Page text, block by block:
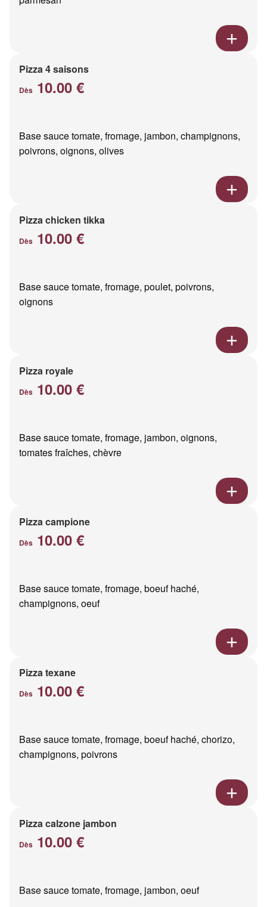
Pizza 4 saisons
Dès 10.00 €
Base sauce tomate, fromage, jambon, champignons,
poivrons, oignons, olives
Pizza chicken tikka
Dès 10.00 €
Base sauce tomate, fromage, poulet, poivrons,
oignons
Pizza royale
Dès 10.00 €
Base sauce tomate, fromage, jambon, oignons,
tomates fraîches, chèvre
Pizza campione
Dès 10.00 €
Base sauce tomate, fromage, boeuf haché,
champignons, oeuf
Pizza texane
Dès 10.00 €
Base sauce tomate, fromage, boeuf haché, chorizo,
champignons, poivrons
Pizza calzone jambon
Dès 10.00 €
Base sauce tomate, fromage, jambon, oeuf